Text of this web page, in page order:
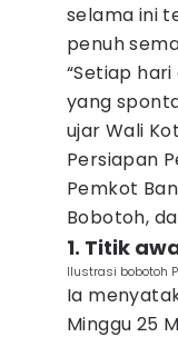
selama ini
penuh
“Setiap
yang
ujar Wali
Persiapan
Pemkot
Bobotoh,
1. Titik
Ilustrasi bobotoh
Ia
Minggu 25